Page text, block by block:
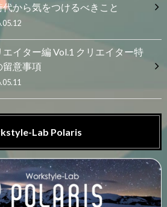
代から気をつけるべきこと
エイター編 Vol.1 クリエイター特
留意事項
Lab Polaris